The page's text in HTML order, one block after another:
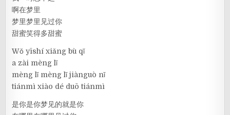
啊在梦里
梦里梦里见过你
甜蜜笑得多甜蜜
Wǒ yīshí xiǎng bù qǐ
a zài mèng lǐ
mèng lǐ mèng lǐ jiànguò nǐ
tiánmì xiào dé duō tiánmì
是你是你梦见的就是你